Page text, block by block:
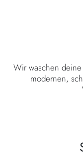
Wir waschen
modernen,